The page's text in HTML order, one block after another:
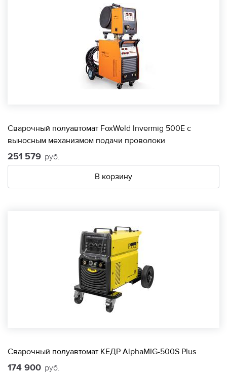
Сварочный полуавтомат FoxWeld Invermig 500E с
выносным механизмом подачи проволоки
251 579 руб.
В корзину
Сварочный полуавтомат КЕДР AlphaMIG-500S Plus
174 900 руб.